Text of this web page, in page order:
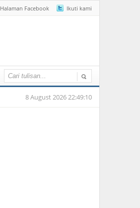
Halaman Facebook Ikuti kami
8 August 2026 22:49:10